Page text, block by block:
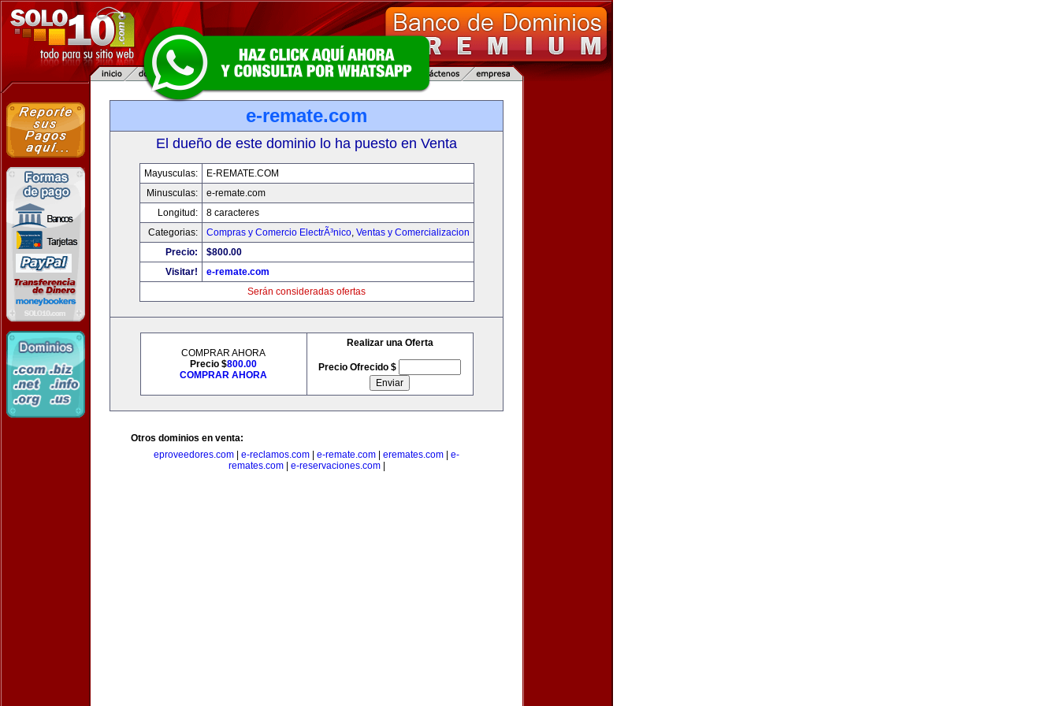
e-remate.com
El dueño de este dominio lo ha puesto en Venta
Mayusculas:
E-REMATE.COM
Minusculas:
e-remate.com
Longitud:
8 caracteres
Categorias:
Compras y Comercio ElectrÃ³nico, Ventas y Comercializacion
Precio:
$800.00
Visitar!
e-remate.com
Serán consideradas ofertas
COMPRAR AHORA
Precio $800.00
COMPRAR AHORA
Realizar una Oferta
Precio Ofrecido $
Otros dominios en venta:
eproveedores.com
e-reclamos.com e-remate.com eremates.com
e-
remates.com| e-reservaciones.com|